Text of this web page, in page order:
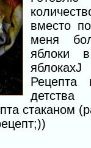
вместо
меня
яблоки
яблокахJ
детства
стаканом